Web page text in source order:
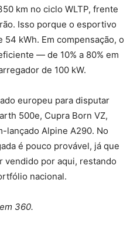
km no ciclo WLTP, frente
Isso porque o esportivo
54 kWh. Em compensação, o
— de 10% a 80% em
de 100 kW.
europeu para disputar
500e, Cupra Born VZ,
lançado Alpine A290. No
é pouco provável, já que
vendido por aqui, restando
nacional.
360.